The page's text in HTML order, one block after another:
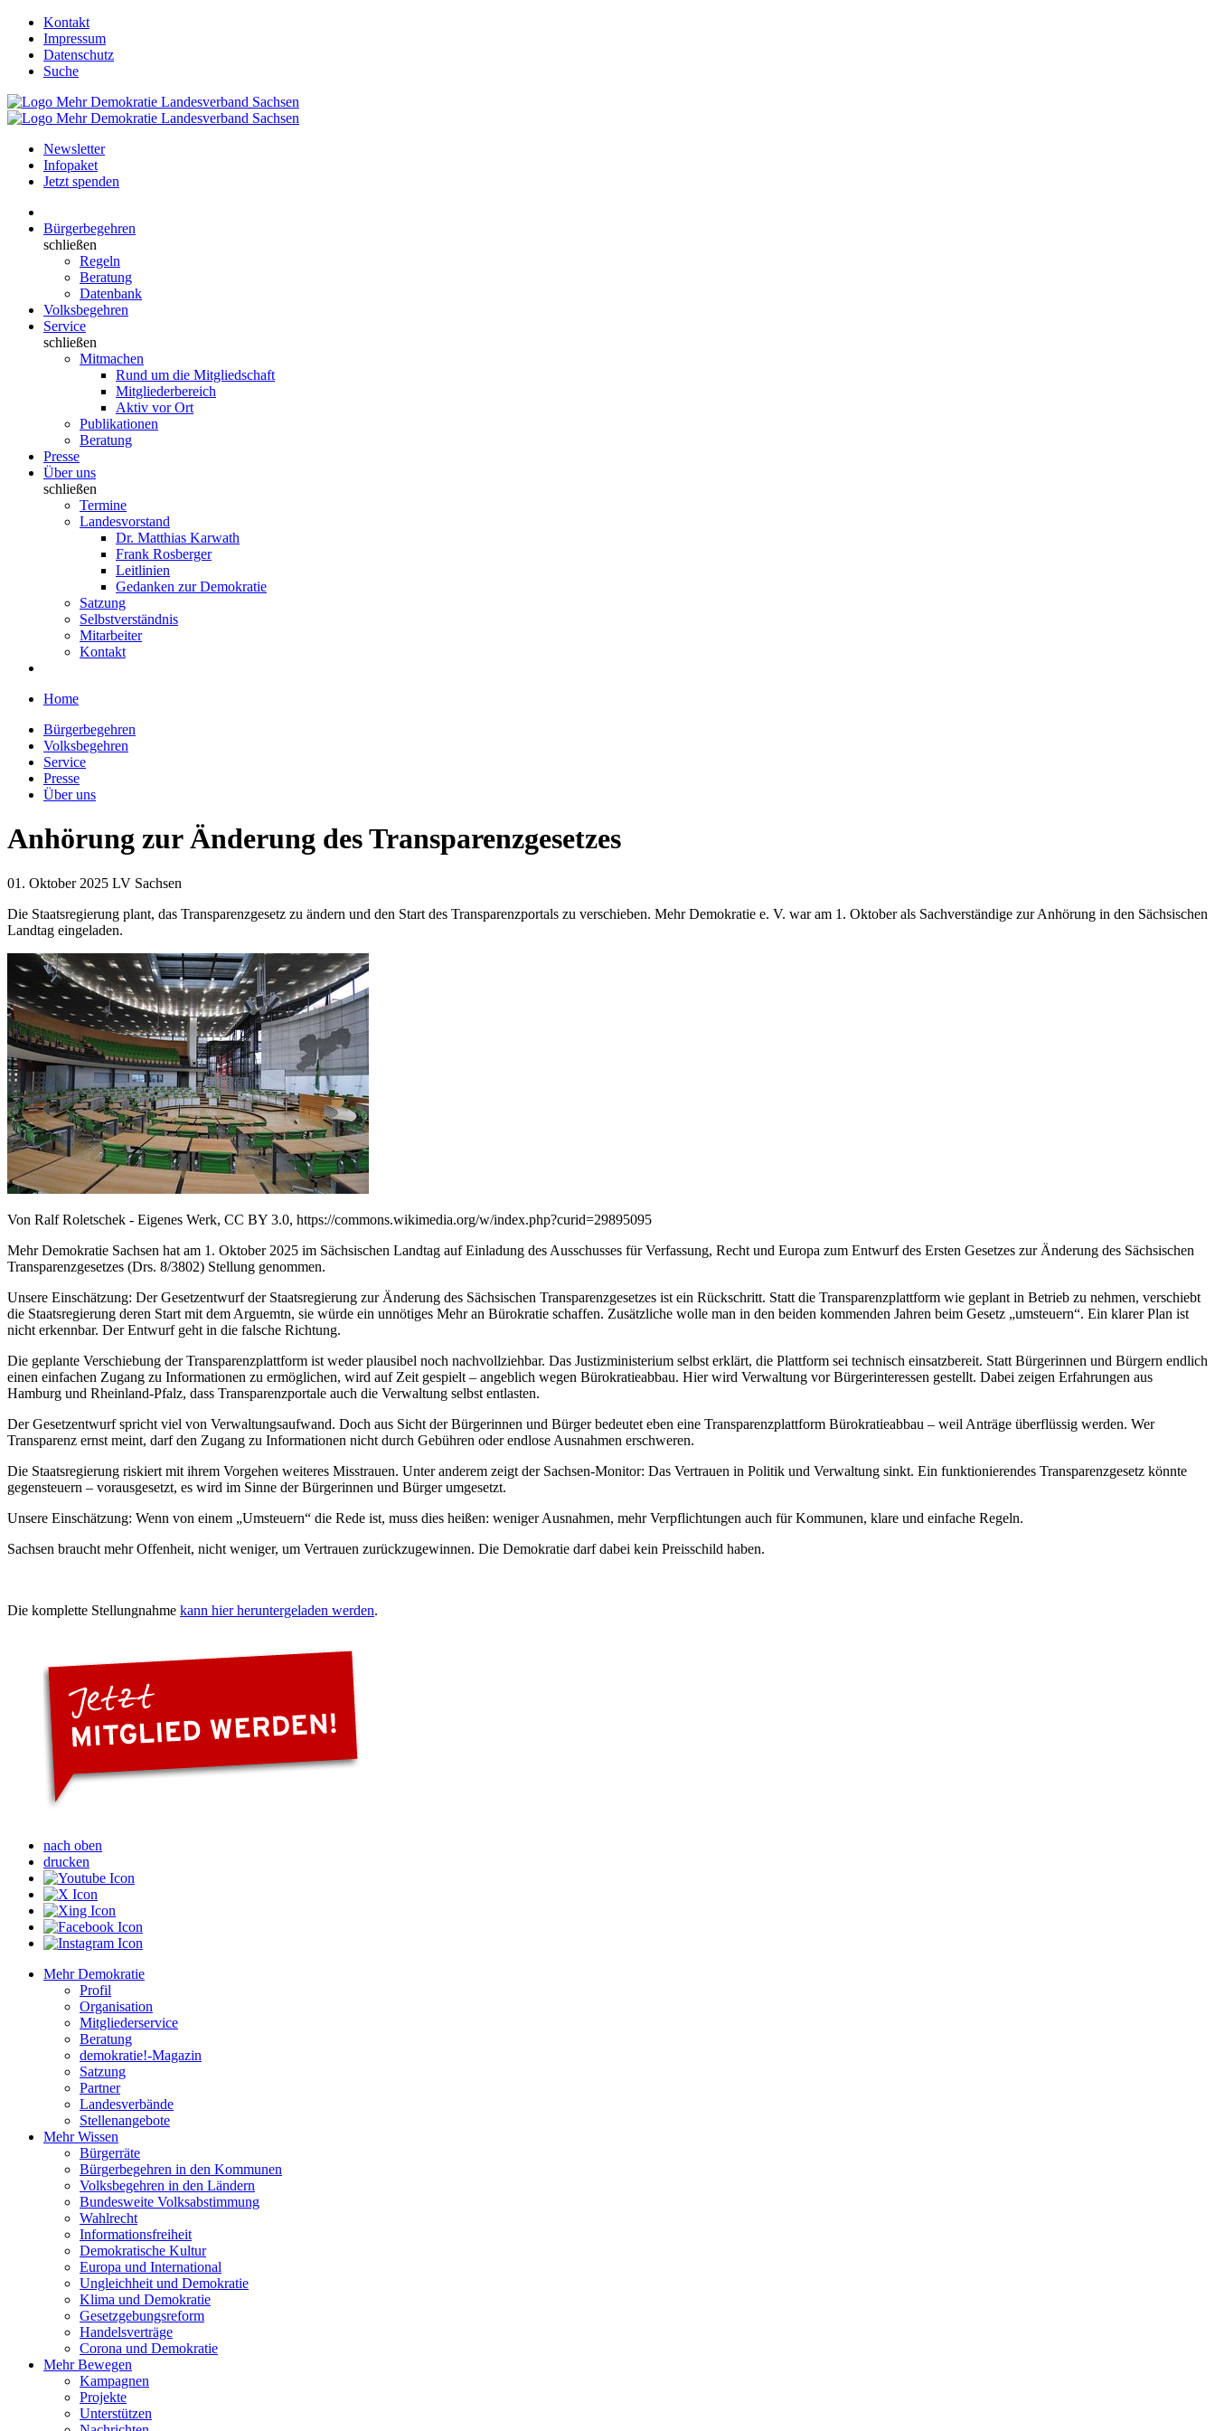
Kontakt
Impressum
Datenschutz
Suche
Newsletter
Infopaket
Jetzt spenden
Bürgerbegehren
schließen
Regeln
Beratung
Datenbank
Volksbegehren
Service
schließen
Mitmachen
Rund um die Mitgliedschaft
Mitgliederbereich
Aktiv vor Ort
Publikationen
Beratung
Presse
Über uns
schließen
Termine
Landesvorstand
Dr. Matthias Karwath
Frank Rosberger
Leitlinien
Gedanken zur Demokratie
Satzung
Selbstverständnis
Mitarbeiter
Kontakt
Home
Bürgerbegehren
Volksbegehren
Service
Presse
Über uns
Anhörung zur Änderung des Transparenzgesetzes
01. Oktober 2025 LV Sachsen
Die Staatsregierung plant, das Transparenzgesetz zu ändern und den Start des Transparenzportals zu verschieben. Mehr Demokratie e. V. war am 1. Oktober als Sachverständige zur Anhörung in den Sächsischen
Landtag eingeladen.
Von Ralf Roletschek - Eigenes Werk, CC BY 3.0, https://commons.wikimedia.org/w/index.php?curid=29895095
Mehr Demokratie Sachsen hat am 1. Oktober 2025 im Sächsischen Landtag auf Einladung des Ausschusses für Verfassung, Recht und Europa zum Entwurf des Ersten Gesetzes zur Änderung des Sächsischen
Transparenzgesetzes (Drs. 8/3802) Stellung genommen.
Unsere Einschätzung: Der Gesetzentwurf der Staatsregierung zur Änderung des Sächsischen Transparenzgesetzes ist ein Rückschritt. Statt die Transparenzplattform wie geplant in Betrieb zu nehmen, verschiebt
die Staatsregierung deren Start mit dem Arguemtn, sie würde ein unnötiges Mehr an Bürokratie schaffen. Zusätzliche wolle man in den beiden kommenden Jahren beim Gesetz „umsteuern“. Ein klarer Plan ist
nicht erkennbar. Der Entwurf geht in die falsche Richtung.
Die geplante Verschiebung der Transparenzplattform ist weder plausibel noch nachvollziehbar. Das Justizministerium selbst erklärt, die Plattform sei technisch einsatzbereit. Statt Bürgerinnen und Bürgern endlich
einen einfachen Zugang zu Informationen zu ermöglichen, wird auf Zeit gespielt – angeblich wegen Bürokratieabbau. Hier wird Verwaltung vor Bürgerinteressen gestellt. Dabei zeigen Erfahrungen aus
Hamburg und Rheinland-Pfalz, dass Transparenzportale auch die Verwaltung selbst entlasten.
Der Gesetzentwurf spricht viel von Verwaltungsaufwand. Doch aus Sicht der Bürgerinnen und Bürger bedeutet eben eine Transparenzplattform Bürokratieabbau – weil Anträge überflüssig werden. Wer
Transparenz ernst meint, darf den Zugang zu Informationen nicht durch Gebühren oder endlose Ausnahmen erschweren.
Die Staatsregierung riskiert mit ihrem Vorgehen weiteres Misstrauen. Unter anderem zeigt der Sachsen-Monitor: Das Vertrauen in Politik und Verwaltung sinkt. Ein funktionierendes Transparenzgesetz könnte
gegensteuern – vorausgesetzt, es wird im Sinne der Bürgerinnen und Bürger umgesetzt.
Unsere Einschätzung: Wenn von einem „Umsteuern“ die Rede ist, muss dies heißen: weniger Ausnahmen, mehr Verpflichtungen auch für Kommunen, klare und einfache Regeln.
Sachsen braucht mehr Offenheit, nicht weniger, um Vertrauen zurückzugewinnen. Die Demokratie darf dabei kein Preisschild haben.
Die komplette Stellungnahme kann hier heruntergeladen werden.
nach oben
drucken
Mehr Demokratie
Profil
Organisation
Mitgliederservice
Beratung
demokratie!-Magazin
Satzung
Partner
Landesverbände
Stellenangebote
Mehr Wissen
Bürgerräte
Bürgerbegehren in den Kommunen
Volksbegehren in den Ländern
Bundesweite Volksabstimmung
Wahlrecht
Informationsfreiheit
Demokratische Kultur
Europa und International
Ungleichheit und Demokratie
Klima und Demokratie
Gesetzgebungsreform
Handelsverträge
Corona und Demokratie
Mehr Bewegen
Kampagnen
Projekte
Unterstützen